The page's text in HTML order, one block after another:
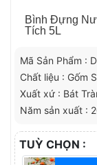
Bình Đựng
Tích 5L
Mã Sản Phẩm :
Chất liệu : Gốm
Xuất xứ : Bát
Năm sản xuất :
TUỲ CHỌN :